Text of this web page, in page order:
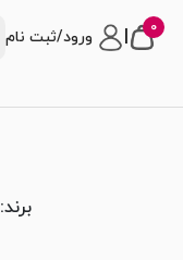
0 ورود/ثبت نام
برند: